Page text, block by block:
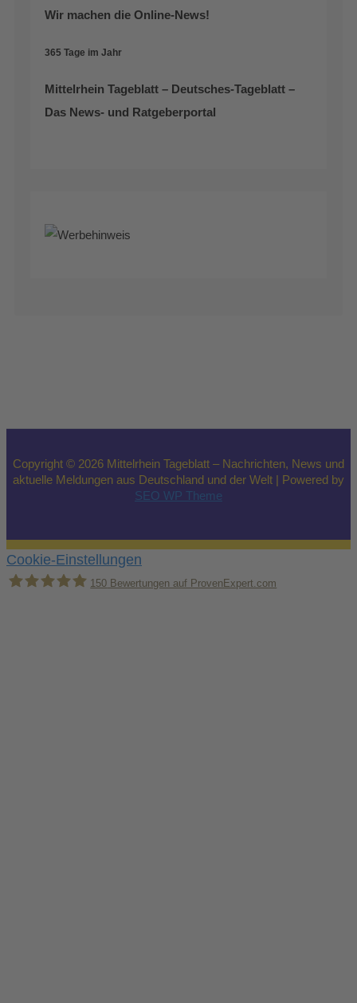
Wir machen die Online-News!
365 Tage im Jahr
Mittelrhein Tageblatt – Deutsches-Tageblatt –
Das News- und Ratgeberportal
Copyright © 2026 Mittelrhein Tageblatt – Nachrichten, News und
aktuelle Meldungen aus Deutschland und der Welt | Powered by
SEO WP Theme
Cookie-Einstellungen
150 Bewertungen auf ProvenExpert.com